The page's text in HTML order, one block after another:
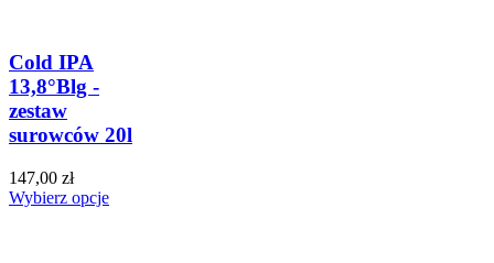
Cold IPA
13,8°Blg -
zestaw
surowców 20l
147,00 zł
Wybierz opcje